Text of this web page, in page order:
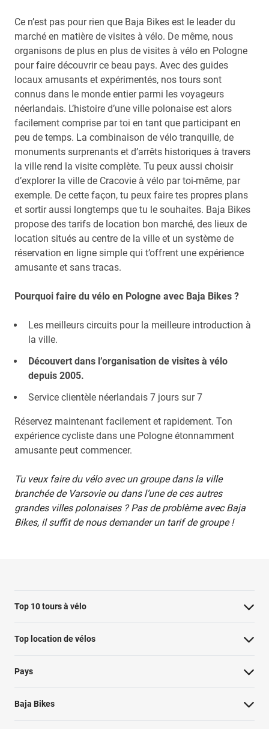
Ce n’est pas pour rien que Baja Bikes est le leader du
marché en matière de visites à vélo. De même, nous
organisons de plus en plus de visites à vélo en Pologne
pour faire découvrir ce beau pays. Avec des guides
locaux amusants et expérimentés, nos tours sont
connus dans le monde entier parmi les voyageurs
néerlandais. L’histoire d’une ville polonaise est alors
facilement comprise par toi en tant que participant en
peu de temps. La combinaison de vélo tranquille, de
monuments surprenants et d’arrêts historiques à travers
la ville rend la visite complète. Tu peux aussi choisir
d’explorer la ville de Cracovie à vélo par toi-même, par
exemple. De cette façon, tu peux faire tes propres plans
et sortir aussi longtemps que tu le souhaites. Baja Bikes
propose des tarifs de location bon marché, des lieux de
location situés au centre de la ville et un système de
réservation en ligne simple qui t’offrent une expérience
amusante et sans tracas.
Pourquoi faire du vélo en Pologne avec Baja Bikes ?
Les meilleurs circuits pour la meilleure introduction à
la ville.
Découvert dans l’organisation de visites à vélo
depuis 2005.
Service clientèle néerlandais 7 jours sur 7
Réservez maintenant facilement et rapidement. Ton
expérience cycliste dans une Pologne étonnamment
amusante peut commencer.
Tu veux faire du vélo avec un groupe dans la ville
branchée de Varsovie ou dans l’une de ces autres
grandes villes polonaises ? Pas de problème avec Baja
Bikes, il suffit de nous demander un tarif de groupe !
Top 10 tours à vélo
Visite à vélo à Paris : les points forts
Visite à vélo de Rotterdam
Hollywood Bike Tour : les points forts
Visite à vélo de Berlin le long du mur
Tour des points forts de Londres
Top location de vélos
Pays
Baja Bikes